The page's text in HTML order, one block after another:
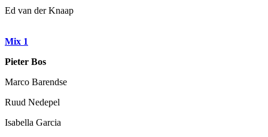
Ed van der Knaap
Mix 1
Pieter Bos
Marco Barendse
Ruud Nedepel
Isabella Garcia